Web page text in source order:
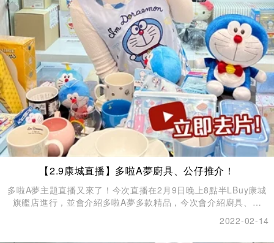
【2.9康城直播】多啦A夢廚具、公仔推介！
多啦A夢主題直播又來了！今次直播在2月9日晚上8點半LBuy康城
旗艦店進行，並會介紹多啦A夢多款精品，今次會介紹廚具、家
2022-02-14